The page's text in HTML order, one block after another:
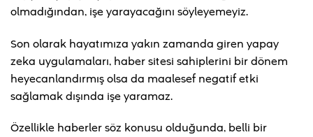
olmadığından, işe yarayacağını söyleyemeyiz.
Son olarak hayatımıza yakın zamanda giren yapay
zeka uygulamaları, haber sitesi sahiplerini bir dönem
heyecanlandırmış olsa da maalesef negatif etki
sağlamak dışında işe yaramaz.
Özellikle haberler söz konusu olduğunda, belli bir